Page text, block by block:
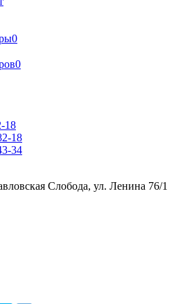
0
0
18
18
34
Слобода, ул. Ленина 76/1